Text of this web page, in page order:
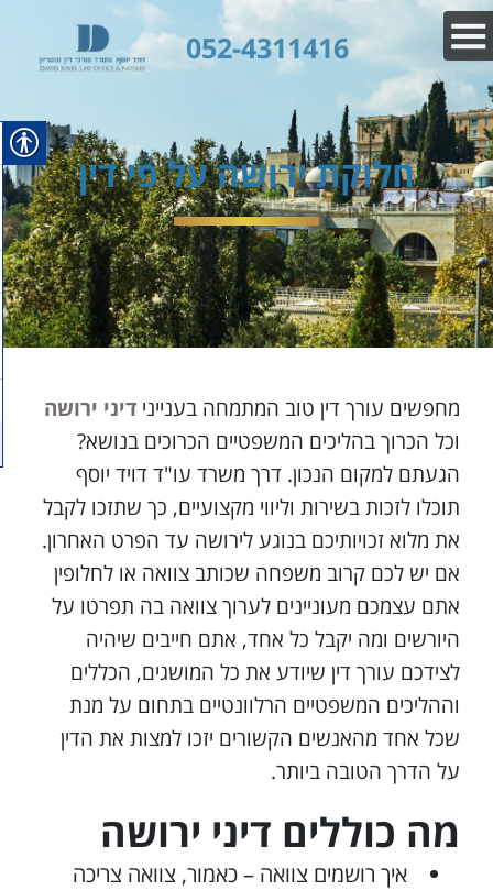
052-4311416
חלוקת ירושה על פי דין
מחפשים עורך דין טוב המתמחה בעניינידיני ירושה
וכל הכרוך בהליכים המשפטיים הכרוכים בנושא?
הגעתם למקום הנכון. דרך משרד עו"ד דויד יוסף
תוכלו לזכות בשירות וליווי מקצועיים, כך שתזכו לקבל
את מלוא זכויותיכם בנוגע לירושה עד הפרט האחרון.
אם יש לכם קרוב משפחה שכותב צוואה או לחלופין
אתם עצמכם מעוניינים לערוך צוואה בה תפרטו על
היורשים ומה יקבל כל אחד, אתם חייבים שיהיה
לצידכם עורך דין שיודע את כל המושגים, הכללים
וההליכים המשפטיים הרלוונטיים בתחום על מנת
שכל אחד מהאנשים הקשורים יזכו למצות את הדין
על הדרך הטובה ביותר.
מה כוללים דיני ירושה
איך רושמים צוואה – כאמור, צוואה צריכה